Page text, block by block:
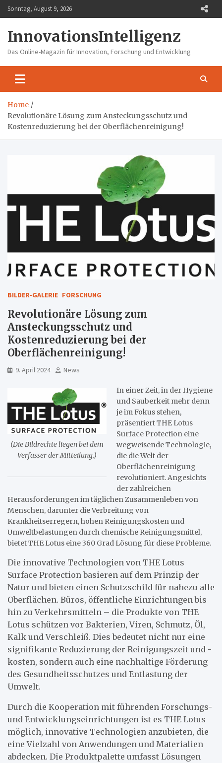
Skip
to
Sonntag, August 9, 2026
InnovationsIntelligenz
Das Online-Magazin für Innovation, Forschung und Entwicklung
Home
Revolutionäre Lösung zum Ansteckungsschutz und
Kostenreduzierung bei der Oberflächenreinigung!
BILDER-GALERIE FORSCHUNG
Revolutionäre Lösung zum
Ansteckungsschutz und
Kostenreduzierung bei der
Oberflächenreinigung!
9. April 2024 News
(Die Bildrechte liegen bei dem
Verfasser der Mitteilung.)
In einer Zeit, in der Hygiene
und Sauberkeit mehr denn
je im Fokus stehen,
präsentiert THE Lotus
Surface Protection eine
wegweisende Technologie,
die die Welt der
Oberflächenreinigung
revolutioniert. Angesichts
der zahlreichen
Herausforderungen im täglichen Zusammenleben von
Menschen, darunter die Verbreitung von
Krankheitserregern, hohen Reinigungskosten und
Umweltbelastungen durch chemische Reinigungsmittel,
bietet THE Lotus eine 360 Grad Lösung für diese Probleme.
Die innovative Technologien von THE Lotus
Surface Protection basieren auf dem Prinzip der
Natur und bieten einen Schutzschild für nahezu alle
Oberflächen. Büros, öffentliche Einrichtungen bis
hin zu Verkehrsmitteln – die Produkte von THE
Lotus schützen vor Bakterien, Viren, Schmutz, Öl,
Kalk und Verschleiß. Dies bedeutet nicht nur eine
signifikante Reduzierung der Reinigungszeit und -
kosten, sondern auch eine nachhaltige Förderung
des Gesundheitsschutzes und Entlastung der
Umwelt.
Durch die Kooperation mit führenden Forschungs-
und Entwicklungseinrichtungen ist es THE Lotus
möglich, innovative Technologien anzubieten, die
eine Vielzahl von Anwendungen und Materialien
abdecken. Die Produktpalette umfasst Lösungen